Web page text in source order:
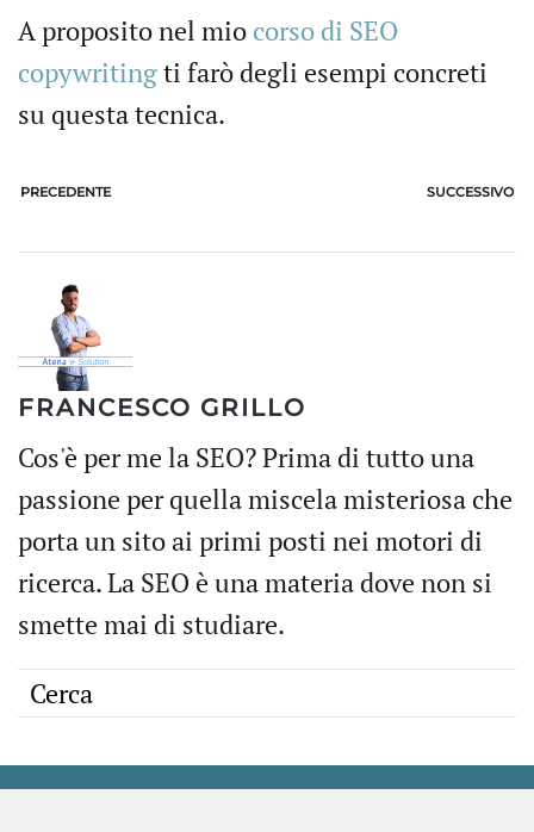
A proposito nel mio corso di SEO
copywritingti farò degli esempi concreti
su questa tecnica.
PRECEDENTE SUCCESSIVO
FRANCESCO GRILLO
Cos'è per me la SEO? Prima di tutto una
passione per quella miscela misteriosa che
porta un sito ai primi posti nei motori di
ricerca. La SEO è una materia dove non si
smette mai di studiare.